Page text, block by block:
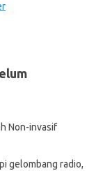
gelombang radio,